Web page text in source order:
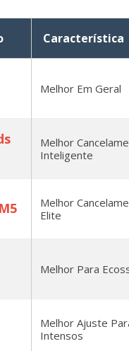
Característica
Melhor Em Geral
Melhor
Inteligente
Melhor
Elite
Melhor Para
Melhor Ajuste
Intensos